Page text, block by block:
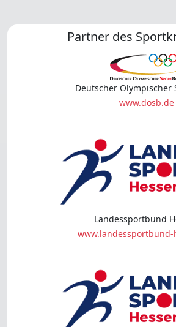
Partner des
Deutscher Olympischer
www.dosb.de
Landessportbund
www.landessportbund-